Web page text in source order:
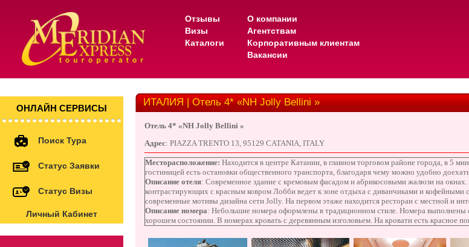
Отзывы
Визы
Каталоги
О компании
Агентствам
Корпоративным клиентам
Вакансии
ОНЛАЙН СЕРВИСЫ
Поиск Тура
Статус Заявки
Статус Визы
Личный Кабинет
ИТАЛИЯ | Отель 4* «NH Jolly Bellini »
Отель 4* «NH Jolly Bellini »
Адрес: PIAZZA TRENTO 13, 95129 CATANIA, ITALY
Месторасположение: Находится в центре Катании, в главном торговом районе города, в 5
гостиницей есть остановки общественного транспорта, благодаря чему можно удобно
Описание отеля: Современное здание с кремовым фасадом и абрикосовыми жалюзи на
контрастирующих с красным ковром Лобби ведет к зоне отдыха с диванчиками и
современные мотивы дизайна сети Jolly. На первом этаже находится ресторан с местной и
Описание номера: Небольшие номера оформлены в традиционном стиле. Номера выполнены
хорошем состоянии. В номерах кровать с деревянным изголовьем. На кровати есть красное